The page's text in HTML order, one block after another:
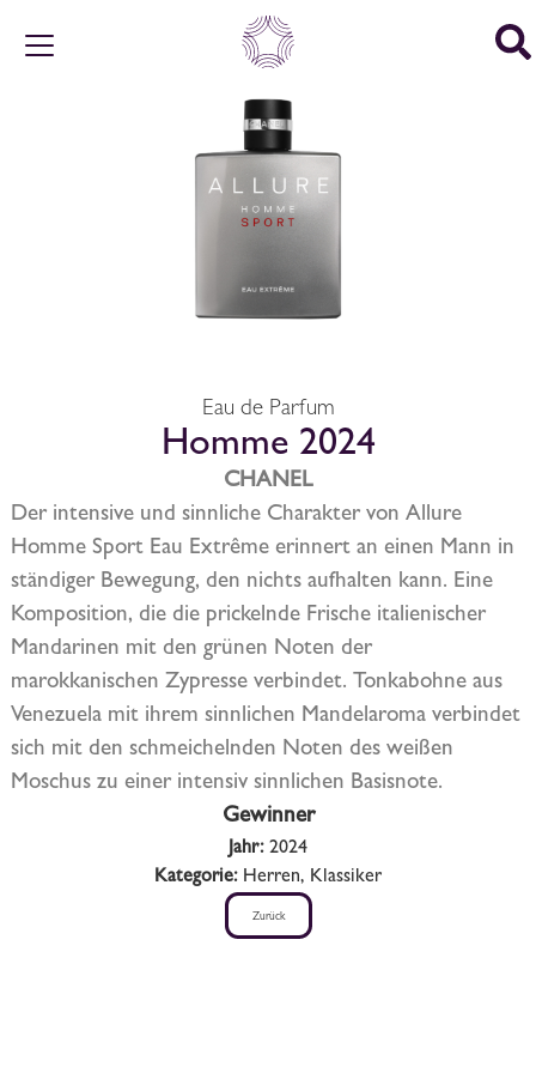
Eau de Parfum
Homme 2024
CHANEL
Der intensive und sinnliche Charakter von Allure
Homme Sport Eau Extrême erinnert an einen Mann in
ständiger Bewegung, den nichts aufhalten kann. Eine
Komposition, die die prickelnde Frische italienischer
Mandarinen mit den grünen Noten der
marokkanischen Zypresse verbindet. Tonkabohne aus
Venezuela mit ihrem sinnlichen Mandelaroma verbindet
sich mit den schmeichelnden Noten des weißen
Moschus zu einer intensiv sinnlichen Basisnote.
Gewinner
Jahr: 2024
Kategorie: Herren, Klassiker
Zurück